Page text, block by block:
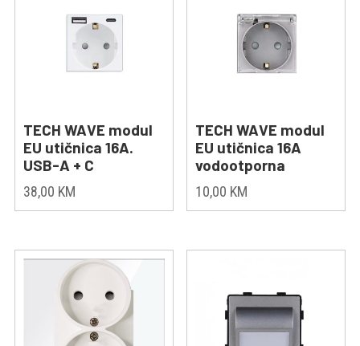
TECH WAVE modul
EU utičnica 16A.
USB-A + C
38,00 KM
TECH WAVE modul
EU utičnica 16A
vodootporna
10,00 KM